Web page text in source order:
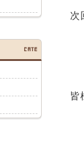
次
皆
CATE